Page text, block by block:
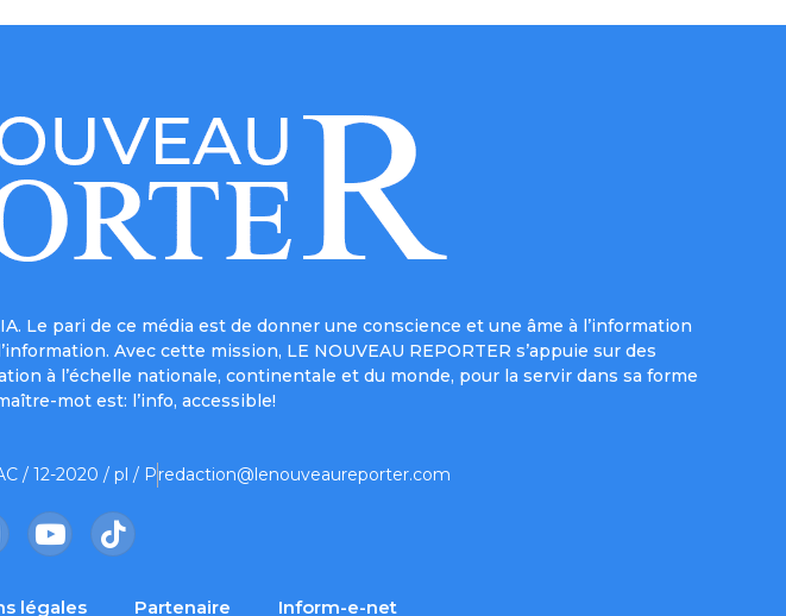
Le pari de ce média est de donner une conscience et une âme à l’information
Avec cette mission, LE NOUVEAU REPORTER s’appuie sur des
à l’échelle nationale, continentale et du monde, pour la servir dans sa forme
mot est: l’info, accessible!
/ 12-2020 / pl / Predaction@lenouveaureporter.com
YouTubeTikTok
légales Partenaire Inform-e-net